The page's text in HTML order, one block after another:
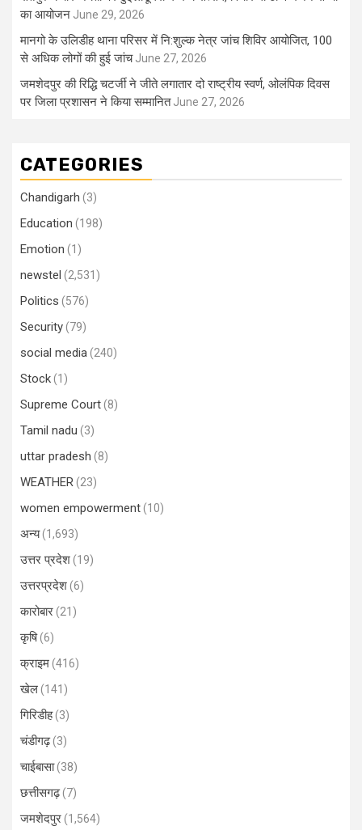
का आयोजन June 29, 2026
मानगो के उलिडीह थाना परिसर में नि:शुल्क नेत्र जांच शिविर आयोजित, 100
से अधिक लोगों की हुई जांच June 27, 2026
जमशेदपुर की रिद्धि चटर्जी ने जीते लगातार दो राष्ट्रीय स्वर्ण, ओलंपिक दिवस
पर जिला प्रशासन ने किया सम्मानित June 27, 2026
CATEGORIES
Chandigarh (3)
Education (198)
Emotion (1)
newstel (2,531)
Politics (576)
Security(79)
social media(240)
Stock(1)
Supreme Court(8)
Tamil nadu (3)
uttar pradesh (8)
WEATHER(23)
women empowerment(10)
अन्य(1,693)
उत्तर प्रदेश(19)
उत्तरप्रदेश(6)
कारोबार(21)
कृषि(6)
क्राइम(416)
खेल(141)
गिरिडीह(3)
चंडीगढ़(3)
चाईबासा(38)
छत्तीसगढ़(7)
जमशेदपुर(1,564)